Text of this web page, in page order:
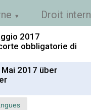
Droit
2017
obbligatorie di
2017 über